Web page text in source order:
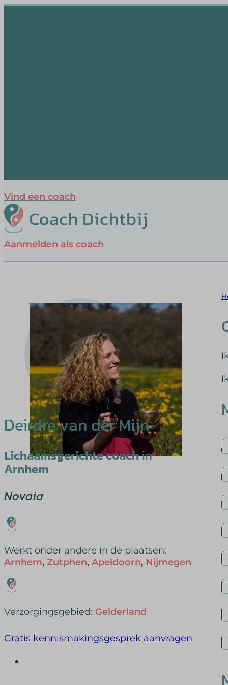
Vind een coach
Aanmelden als coach
Deirdre van der Mijn
Lichaamsgerichte coachin
Arnhem
Novaia
Werkt onder andere in de plaatsen:
Arnhem, Zutphen, Apeldoorn, Nijmegen
Verzorgingsgebied: Gelderland
Gratis kennismakingsgesprek aanvragen